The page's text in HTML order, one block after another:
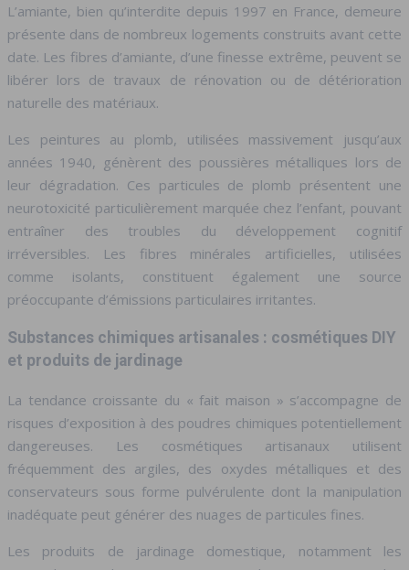
L’amiante, bien qu’interdite depuis 1997 en France, demeure
présente dans de nombreux logements construits avant cette
date. Les fibres d’amiante, d’une finesse extrême, peuvent se
libérer lors de travaux de rénovation ou de détérioration
naturelle des matériaux.
Les peintures au plomb, utilisées massivement jusqu’aux
années 1940, génèrent des poussières métalliques lors de
leur dégradation. Ces particules de plomb présentent une
neurotoxicité particulièrement marquée chez l’enfant, pouvant
entraîner des troubles du développement cognitif
irréversibles. Les fibres minérales artificielles, utilisées
comme isolants, constituent également une source
préoccupante d’émissions particulaires irritantes.
Substances chimiques artisanales : cosmétiques DIY
et produits de jardinage
La tendance croissante du « fait maison » s’accompagne de
risques d’exposition à des poudres chimiques potentiellement
dangereuses. Les cosmétiques artisanaux utilisent
fréquemment des argiles, des oxydes métalliques et des
conservateurs sous forme pulvérulente dont la manipulation
inadéquate peut générer des nuages de particules fines.
Les produits de jardinage domestique, notamment les